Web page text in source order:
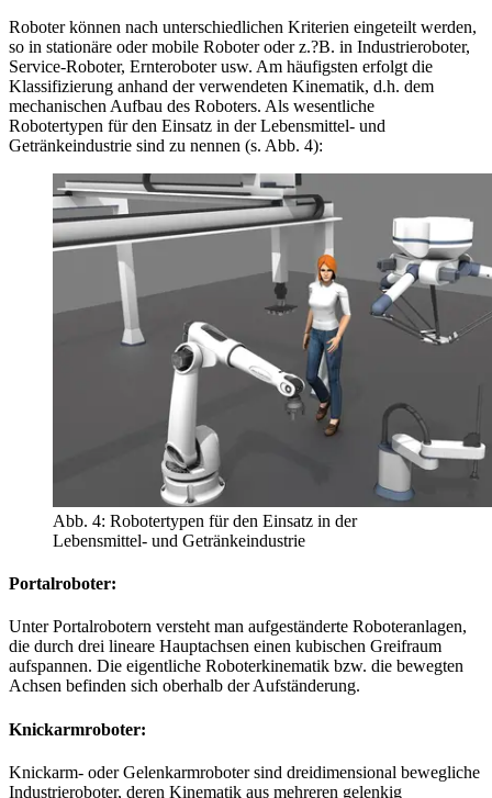
Roboter können nach unterschiedlichen Kriterien eingeteilt werden,
so in stationäre oder mobile Roboter oder z.?B. in Industrieroboter,
Service-Roboter, Ernteroboter usw. Am häufigsten erfolgt die
Klassifizierung anhand der verwendeten Kinematik, d.h. dem
mechanischen Aufbau des Roboters. Als wesentliche
Robotertypen für den Einsatz in der Lebensmittel- und
Getränkeindustrie sind zu nennen (s. Abb. 4):
Abb. 4: Robotertypen für den Einsatz in der
Lebensmittel- und Getränkeindustrie
Portalroboter:
Unter Portalrobotern versteht man aufgeständerte Roboteranlagen,
die durch drei lineare Hauptachsen einen kubischen Greifraum
aufspannen. Die eigentliche Roboterkinematik bzw. die bewegten
Achsen befinden sich oberhalb der Aufständerung.
Knickarmroboter:
Knickarm- oder Gelenkarmroboter sind dreidimensional bewegliche
Industrieroboter, deren Kinematik aus mehreren gelenkig